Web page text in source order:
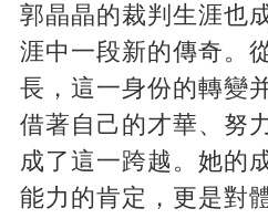
郭晶晶的裁判生涯也
涯中一段新的傳奇。
長，這一身份的轉變
借著自己的才華、努
成了這一跨越。她的
能力的肯定，更是對